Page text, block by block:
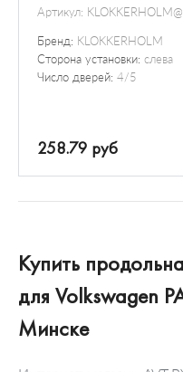
Артикул:
Бренд: KLOKKERHOLM
Сторона установки: слева
Число дверей: 4/5
258.79 руб
Купить
для Volkswagen
Минске